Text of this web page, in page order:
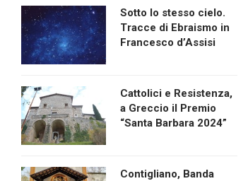
Sotto lo stesso cielo.
Tracce di Ebraismo in
Francesco d’Assisi
Cattolici e Resistenza,
a Greccio il Premio
“Santa Barbara 2024”
Contigliano, Banda